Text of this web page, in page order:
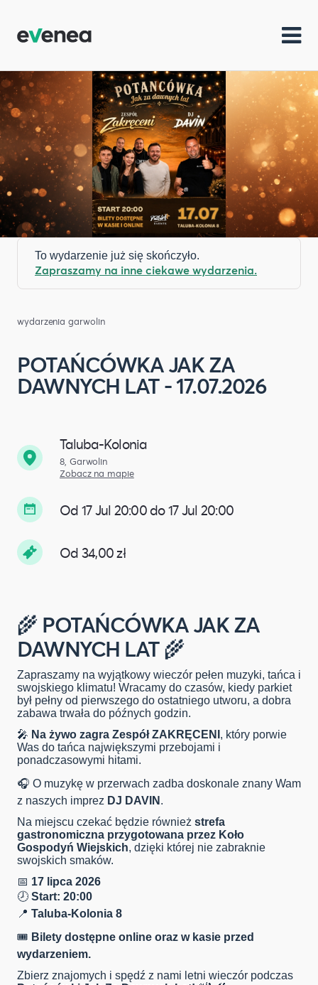
To wydarzenie już się skończyło.
Zapraszamy na inne ciekawe wydarzenia.
wydarzenia garwolin
POTAŃCÓWKA JAK ZA
DAWNYCH LAT - 17.07.2026
Taluba-Kolonia
8, Garwolin
Zobacz na mapie
Od 17 Jul 20:00 do 17 Jul 20:00
Od 34,00 zł
🌾 POTAŃCÓWKA JAK ZA
DAWNYCH LAT 🌾
Zapraszamy na wyjątkowy wieczór pełen muzyki, tańca i
swojskiego klimatu! Wracamy do czasów, kiedy parkiet
był pełny od pierwszego do ostatniego utworu, a dobra
zabawa trwała do późnych godzin.
🎤 Na żywo zagra Zespół ZAKRĘCENI , który porwie
Was do tańca największymi przebojami i
ponadczasowymi hitami.
🎧 O muzykę w przerwach zadba doskonale znany Wam
z naszych imprez DJ DAVIN .
Na miejscu czekać będzie również strefa
gastronomiczna przygotowana przez Koło
Gospodyń Wiejskich, dzięki której nie zabraknie
swojskich smaków.
📅 17 lipca 2026
🕗 Start: 20:00
📍 Taluba-Kolonia 8
🎟 Bilety dostępne online oraz w kasie przed
wydarzeniem.
Zbierz znajomych i spędź z nami letni wieczór podczas